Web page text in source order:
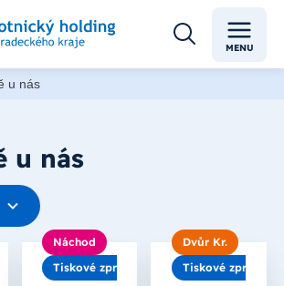
MENU
u nás
u nás
Náchod
Tiskové zprávy
Dvůr Kr.
Tiskové zprávy